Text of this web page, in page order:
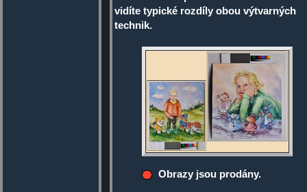
vidíte typické rozdíly obou výtvarných
technik.
Obrazy jsou prodány.